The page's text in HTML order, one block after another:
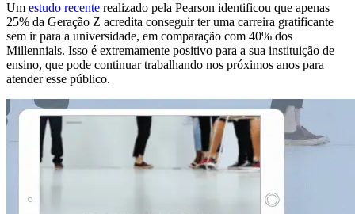
Um estudo recente realizado pela Pearson identificou que apenas
25% da Geração Z acredita conseguir ter uma carreira gratificante
sem ir para a universidade, em comparação com 40% dos
Millennials. Isso é extremamente positivo para a sua instituição de
ensino, que pode continuar trabalhando nos próximos anos para
atender esse público.